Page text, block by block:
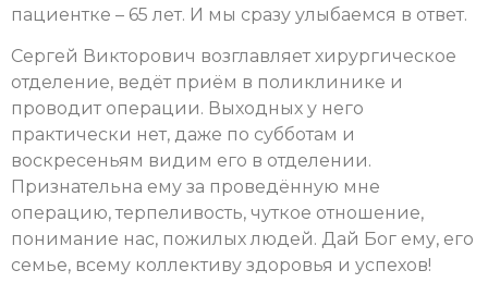
пациентке – 65 лет. И мы сразу улыбаемся в ответ.
Сергей Викторович возглавляет хирургическое
отделение, ведёт приём в поликлинике и
проводит операции. Выходных у него
практически нет, даже по субботам и
воскресеньям видим его в отделении.
Признательна ему за проведённую мне
операцию, терпеливость, чуткое отношение,
понимание нас, пожилых людей. Дай Бог ему, его
семье, всему коллективу здоровья и успехов!